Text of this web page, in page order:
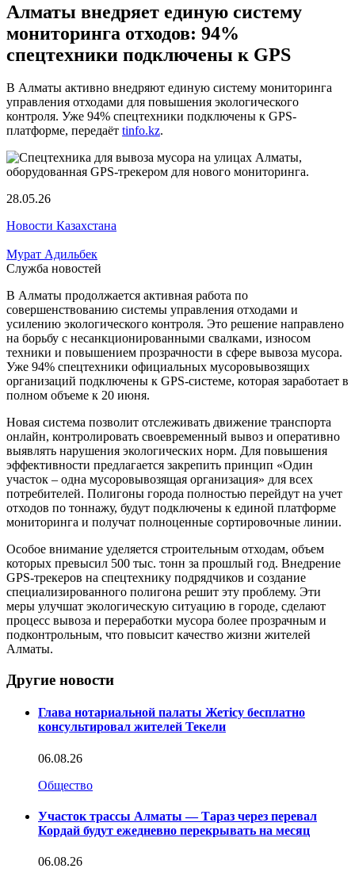
Алматы внедряет единую систему
мониторинга отходов: 94%
спецтехники подключены к GPS
В Алматы активно внедряют единую систему мониторинга
управления отходами для повышения экологического
контроля. Уже 94% спецтехники подключены к GPS-
платформе, передаёт tinfo.kz.
28.05.26
Новости Казахстана
Мурат Адильбек
Служба новостей
В Алматы продолжается активная работа по
совершенствованию системы управления отходами и
усилению экологического контроля. Это решение направлено
на борьбу с несанкционированными свалками, износом
техники и повышением прозрачности в сфере вывоза мусора.
Уже 94% спецтехники официальных мусоровывозящих
организаций подключены к GPS-системе, которая заработает в
полном объеме к 20 июня.
Новая система позволит отслеживать движение транспорта
онлайн, контролировать своевременный вывоз и оперативно
выявлять нарушения экологических норм. Для повышения
эффективности предлагается закрепить принцип «Один
участок – одна мусоровывозящая организация» для всех
потребителей. Полигоны города полностью перейдут на учет
отходов по тоннажу, будут подключены к единой платформе
мониторинга и получат полноценные сортировочные линии.
Особое внимание уделяется строительным отходам, объем
которых превысил 500 тыс. тонн за прошлый год. Внедрение
GPS-трекеров на спецтехнику подрядчиков и создание
специализированного полигона решит эту проблему. Эти
меры улучшат экологическую ситуацию в городе, сделают
процесс вывоза и переработки мусора более прозрачным и
подконтрольным, что повысит качество жизни жителей
Алматы.
Другие новости
Глава нотариальной палаты Жетісу бесплатно
консультировал жителей Текели
06.08.26
Общество
Участок трассы Алматы — Тараз через перевал
Кордай будут ежедневно перекрывать на месяц
06.08.26